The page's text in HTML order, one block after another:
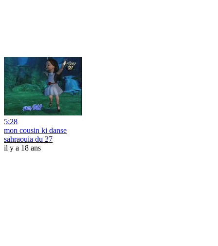
5:28
mon cousin ki danse
sahraouia du 27
il y a 18 ans